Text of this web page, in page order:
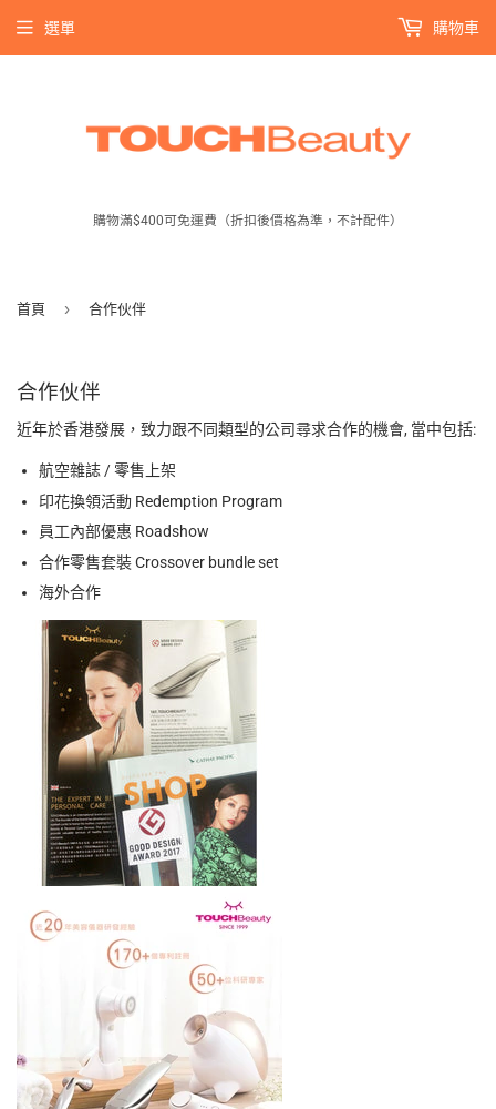
購物滿$400可免運費（折扣後價格為準，不計配件）
選單 購物車
首頁 › 合作伙伴
合作伙伴
近年於香港發展， 致力跟不同類型的公司尋求合作的機會, 當中包括:
航空雜誌 / 零售上架
印花換領活動 Redemption Program
員工內部優惠 Roadshow
合作零售套裝 Crossover bundle set
海外合作